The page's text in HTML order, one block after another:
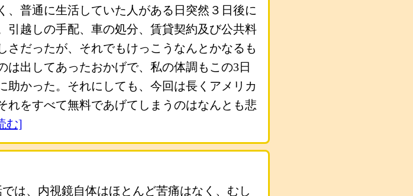
普通に生活していた人がある日突然３日後に
引越しの手配、車の処分、賃貸契約及び公共料
だったが、それでもけっこうなんとかなるも
出してあったおかげで、私の体調もこの3日
助かった。それにしても、今回は長くアメリカ
れをすべて無料であげてしまうのはなんとも悲
む]
は、内視鏡自体はほとんど苦痛はなく、むし